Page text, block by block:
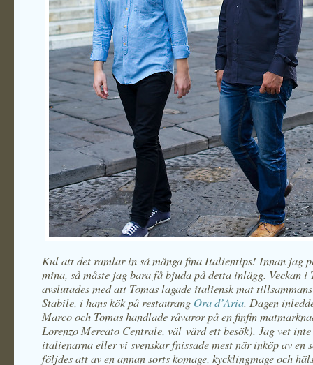
Kul att det ramlar in så många fina Italientips! Innan jag
mina, så måste jag bara få bjuda på detta inlägg. Veckan i
avslutades med att Tomas lagade italiensk mat
Stabile, i hans kök på restaurang Ora d’Aria. Dagen
Marco och Tomas handlade råvaror på en finfin
Lorenzo Mercato Centrale, väl värd ett besök). Jag vet
italienarna eller vi svenskar fnissade mest när inköp av en
följdes att av en annan sorts komage, kycklingmage och